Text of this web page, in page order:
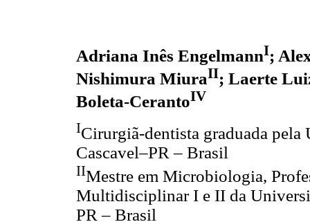
Adriana Inês EngelmannI;
Nishimura MiuraII; Laerte
Boleta-CerantoIV
ICirurgiã-dentista graduada pela
Cascavel–PR – Brasil
IIMestre em Microbiologia,
Multidisciplinar I e II da
PR – Brasil